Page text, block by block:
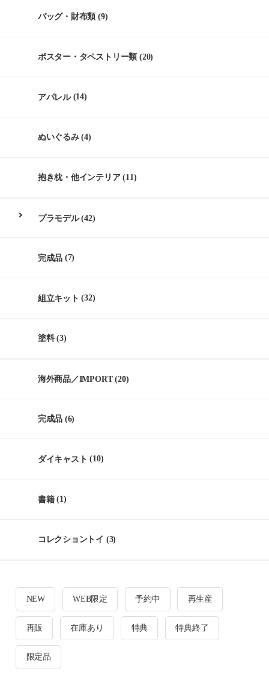
バッグ・財布類 (9)
ポスター・タペストリー類 (20)
アパレル(14)
ぬいぐるみ(4)
抱き枕・他インテリア(11)
プラモデル(42)
完成品 (7)
組立キット (32)
塗料(3)
海外商品／IMPORT(20)
完成品 (6)
ダイキャスト (10)
書籍(1)
コレクショントイ (3)
NEW WEB限定 予約中 再生産
再販 在庫あり 特典 特典終了
限定品